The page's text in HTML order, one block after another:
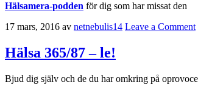
Hälsamera-podden för dig som har missat den
17 mars, 2016 av netnebulis14 Leave a Comment
Hälsa 365/87 – le!
Bjud dig själv och de du har omkring på